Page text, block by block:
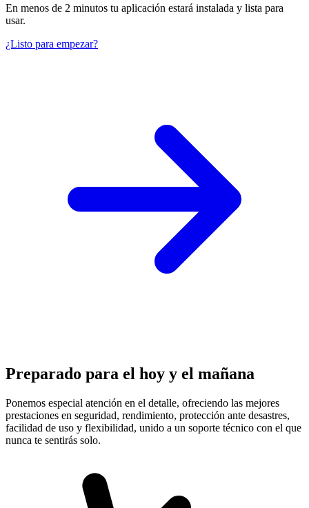
En menos de 2 minutos tu aplicación estará instalada y lista para
usar.
¿Listo para empezar?
Preparado para el hoy y el mañana
Ponemos especial atención en el detalle, ofreciendo las mejores
prestaciones en seguridad, rendimiento, protección ante desastres,
facilidad de uso y flexibilidad, unido a un soporte técnico con el que
nunca te sentirás solo.